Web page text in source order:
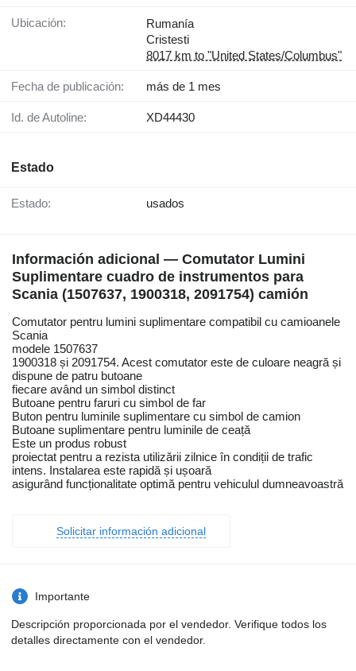
Ubicación:
Rumanía
Cristesti
8017 km to "United States/Columbus"
Fecha de publicación: más de 1 mes
Id. de Autoline: XD44430
Estado
Estado: usados
Información adicional — Comutator Lumini
Suplimentare cuadro de instrumentos para
Scania (1507637, 1900318, 2091754) camión
Comutator pentru lumini suplimentare compatibil cu camioanele
Scania
modele 1507637
1900318 și 2091754. Acest comutator este de culoare neagră și
dispune de patru butoane
fiecare având un simbol distinct
Butoane pentru faruri cu simbol de far
Buton pentru luminile suplimentare cu simbol de camion
Butoane suplimentare pentru luminile de ceață
Este un produs robust
proiectat pentru a rezista utilizării zilnice în condiții de trafic
intens. Instalarea este rapidă și ușoară
asigurând funcționalitate optimă pentru vehiculul dumneavoastră
Solicitar información adicional
Importante
Descripción proporcionada por el vendedor. Verifique todos los
detalles directamente con el vendedor.